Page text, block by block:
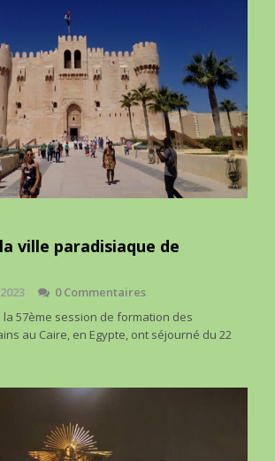
ville paradisiaque de
0 Commentaires
la 57ème session de formation des
au Caire, en Egypte, ont séjourné du 22